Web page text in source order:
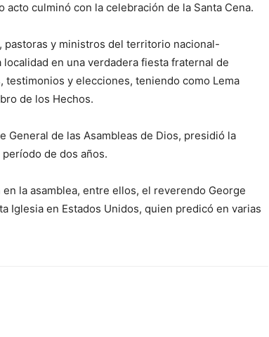
culminó con la celebración de la Santa Cena.
pastoras y ministros del territorio nacional-
en una verdadera fiesta fraternal de
y elecciones, teniendo como Lema
de los Hechos.
de las Asambleas de Dios, presidió la
de dos años.
la asamblea, entre ellos, el reverendo George
Iglesia en Estados Unidos, quien predicó en varias